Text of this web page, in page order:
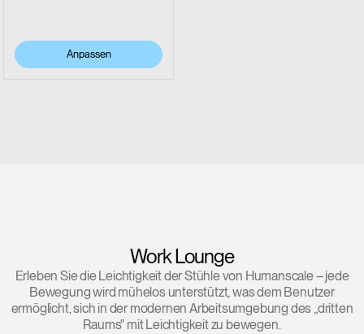
Anpassen
Work Lounge
Erleben Sie die Leichtigkeit der Stühle von Humanscale – jede
Bewegung wird mühelos unterstützt, was dem Benutzer
ermöglicht, sich in der modernen Arbeitsumgebung des „dritten
Raums" mit Leichtigkeit zu bewegen.